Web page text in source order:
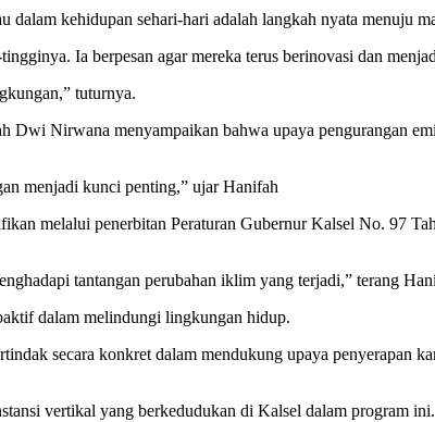
kehidupan sehari-hari adalah langkah nyata menuju
Ia berpesan agar mereka terus berinovasi dan
tuturnya.
Nirwana menyampaikan bahwa upaya pengurangan
menjadi kunci penting,” ujar Hanifah
melalui penerbitan Peraturan Gubernur Kalsel No. 97
tantangan perubahan iklim yang terjadi,” terang
dalam melindungi lingkungan hidup.
secara konkret dalam mendukung upaya penyerapan
vertikal yang berkedudukan di Kalsel dalam program ini.